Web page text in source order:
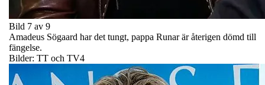
Bild 7 av 9
Amadeus Sögaard har det tungt, pappa Runar är återigen dömd till
fängelse.
Bilder: TT och TV4